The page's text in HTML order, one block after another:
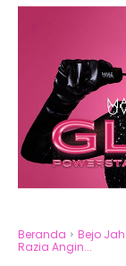
Beranda
Bejo
Razia Angin...